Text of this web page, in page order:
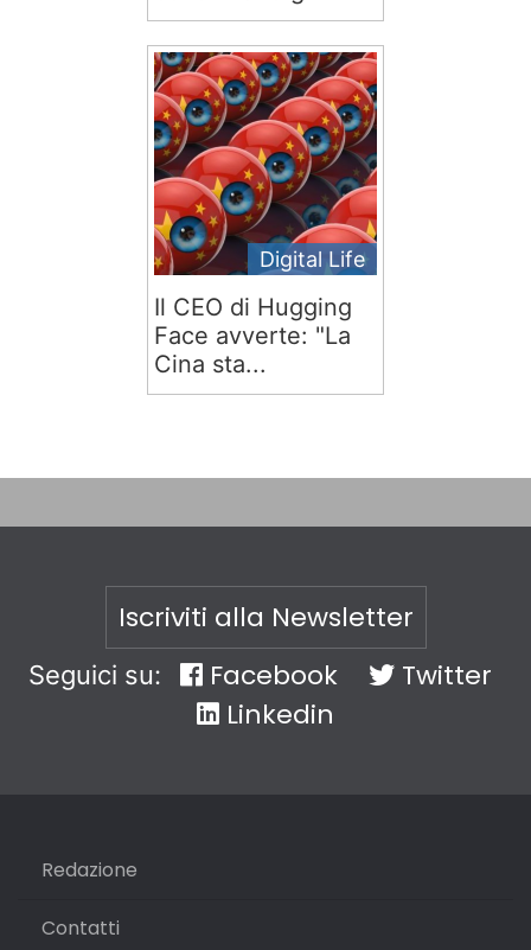
Digital Life
Il CEO di Hugging
Face avverte: "La
Cina sta...
Iscriviti alla Newsletter
Seguici su: Facebook
Twitter
Linkedin
Redazione
Contatti